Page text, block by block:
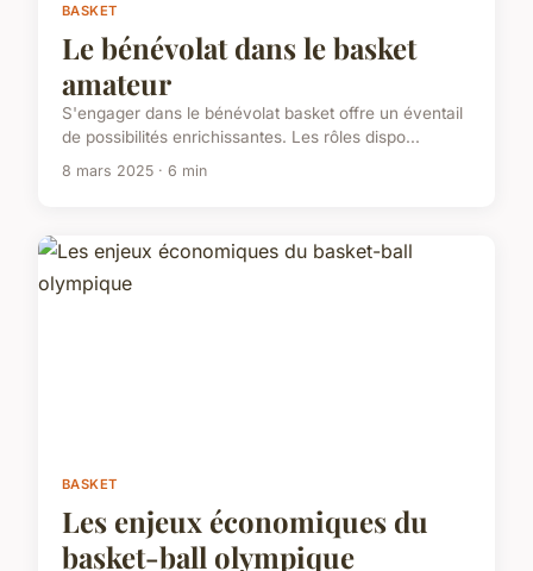
BASKET
Le bénévolat dans le basket
amateur
S'engager dans le bénévolat basket offre un éventail
de possibilités enrichissantes. Les rôles dispo...
8 mars 2025 · 6 min
BASKET
Les enjeux économiques du
basket-ball olympique